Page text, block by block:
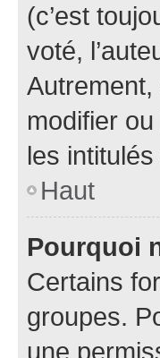
(c’est
voté,
modifier
les
Haut
Pourquoi
Certains
groupes.
une